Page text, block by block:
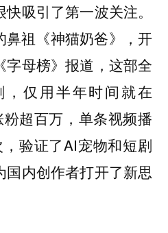
吸引了第一波关注。
鼻祖《神猫奶爸》，开
字母榜》报道，这部全
仅用半年时间就在
粉超百万，单条视频播
验证了AI宠物和短剧
国内创作者打开了新思